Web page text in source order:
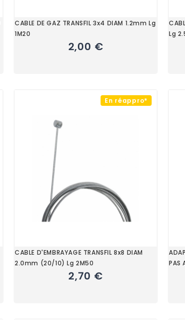
CABLE DE GAZ TRANSFIL 3x4 DIAM 1.2mm Lg
1M20
2,00 €
Lg
En réappro*
CABLE D'EMBRAYAGE TRANSFIL 8x8 DIAM
2.0mm (20/10) Lg 2M50
2,70 €
PAS